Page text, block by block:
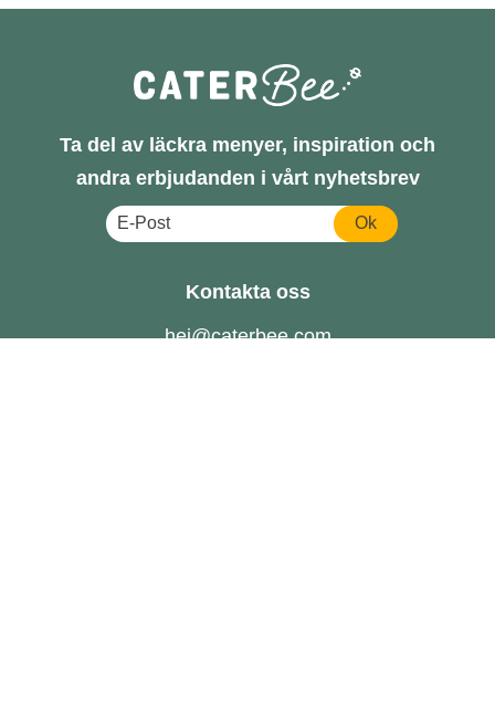
Ta del av läckra menyer, inspiration och
andra erbjudanden i vårt nyhetsbrev
Ok
Kontakta oss
hej@caterbee.com